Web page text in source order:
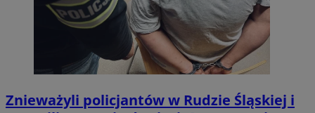
Znieważyli policjantów w Rudzie Śląskiej i